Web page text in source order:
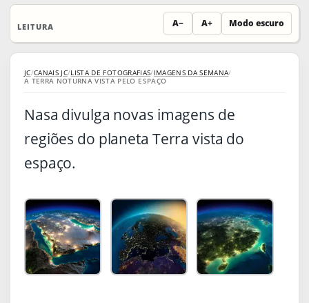
LEITURA A− A+ Modo escuro
JC/CANAIS JC/LISTA DE FOTOGRAFIAS/IMAGENS DA SEMANA/
A TERRA NOTURNA VISTA PELO ESPAÇO
Nasa divulga novas imagens de
regiões do planeta Terra vista do
espaço.